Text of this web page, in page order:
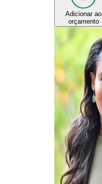
Adicionar ao
orçamento